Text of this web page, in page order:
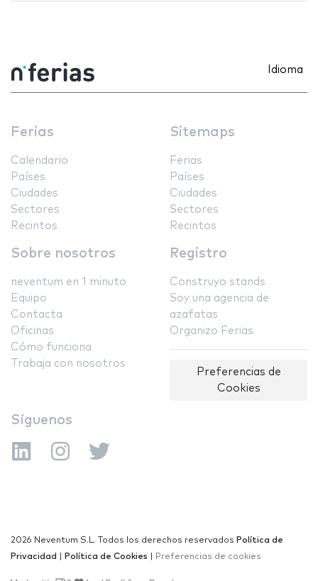
Idioma
Ferias
Calendario
Países
Ciudades
Sectores
Recintos
Sitemaps
Ferias
Países
Ciudades
Sectores
Recintos
Sobre nosotros
neventum en 1 minuto
Equipo
Contacta
Oficinas
Cómo funciona
Trabaja con nosotros
Registro
Construyo stands
Soy una agencia de
azafatas
Organizo Ferias
Preferencias de
Cookies
Síguenos
2026 Neventum S.L. Todos los derechos reservados Política de
Privacidad
Política de Cookies Preferencias de cookies